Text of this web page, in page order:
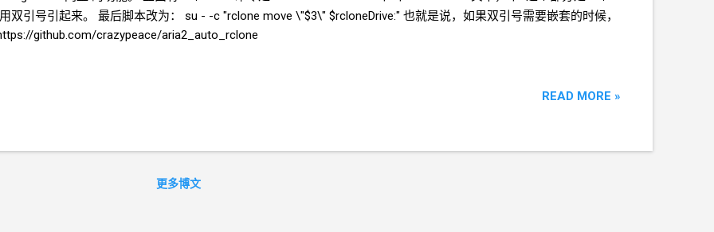
引号引起来。 最后脚本改为： su - -c "rclone move \"$3\" $rcloneDrive:" 也就是说，如果双引号需要嵌套的时候，
github.com/crazypeace/aria2_auto_rclone
READ MORE »
更多博文